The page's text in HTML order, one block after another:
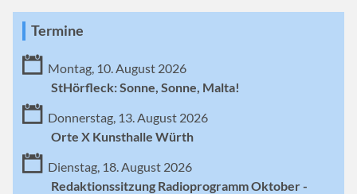
Termine
Montag, 10. August 2026
StHörfleck: Sonne, Sonne, Malta!
Donnerstag, 13. August 2026
Orte X Kunsthalle Würth
Dienstag, 18. August 2026
Redaktionssitzung Radioprogramm Oktober -